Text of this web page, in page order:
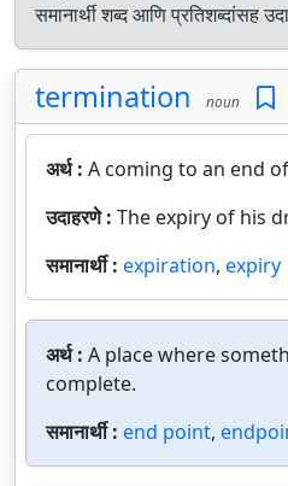
समानार्थी शब्द आणि प्रतिशब्दांसह
termination noun
अर्थ : A coming to an end
उदाहरणे : The expiry of his
समानार्थी : expiration, expiry
अर्थ : A place where
complete.
समानार्थी : end point,